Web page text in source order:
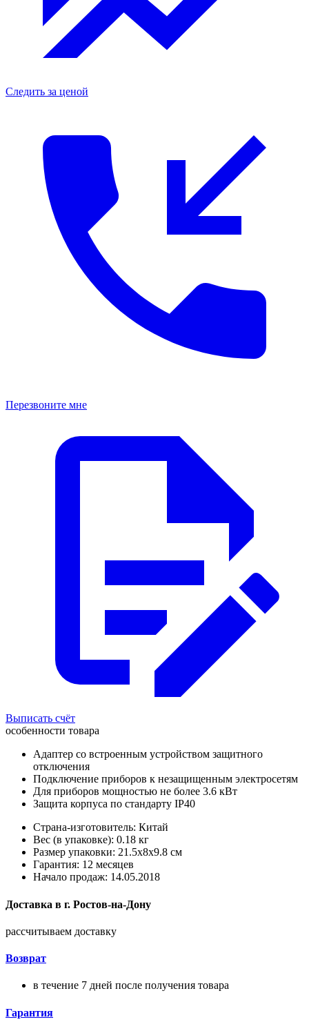
Следить за ценой
Перезвоните мне
Выписать счёт
особенности товара
Адаптер со встроенным устройством защитного
отключения
Подключение приборов к незащищенным электросетям
Для приборов мощностью не более 3.6 кВт
Защита корпуса по стандарту IP40
Страна-изготовитель: Китай
Вес (в упаковке): 0.18 кг
Размер упаковки: 21.5x8x9.8 см
Гарантия: 12 месяцев
Начало продаж: 14.05.2018
Доставка в г. Ростов-на-Дону
рассчитываем доставку
Возврат
в течение 7 дней после получения товара
Гарантия